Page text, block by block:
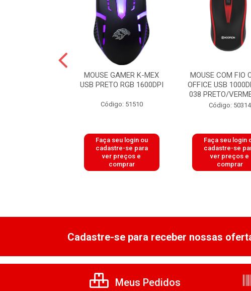
MOUSE GAMER K-MEX
USB PRETO RGB 1600DPI
Código: 51510
Faça seu login ou
cadastre-se para
ver preços e
comprar
MOUSE COM FIO
OFFICE USB
038 PRETO/
Código: 50314
Faça seu login
cadastre-se
ver preços e
comprar
Cadastre-se para receber nossas
Meus Pedidos